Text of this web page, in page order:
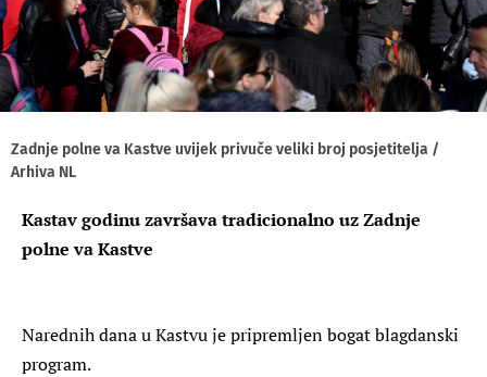
Zadnje polne va Kastve uvijek privuče veliki broj posjetitelja /
Arhiva NL
Kastav godinu završava tradicionalno uz Zadnje
polne va Kastve
Narednih dana u Kastvu je pripremljen bogat blagdanski
program.